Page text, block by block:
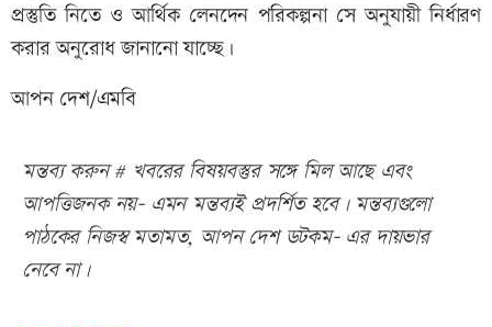
প্রস্তুতি নিতে ও আর্থিক লেনদেন পরিকল্পনা সে অনুযায়ী নির্ধারণ
করার অনুরোধ জানানো যাচ্ছে।
আপন দেশ/এমবি
মন্তব্য করুন # খবরের বিষয়বস্তুর সঙ্গে মিল আছে এবং
আপত্তিজনক নয়- এমন মন্তব্যই প্রদর্শিত হবে। মন্তব্যগুলো
পাঠকের নিজস্ব মতামত, আপন দেশ ডটকম- এর দায়ভার
নেবে না।